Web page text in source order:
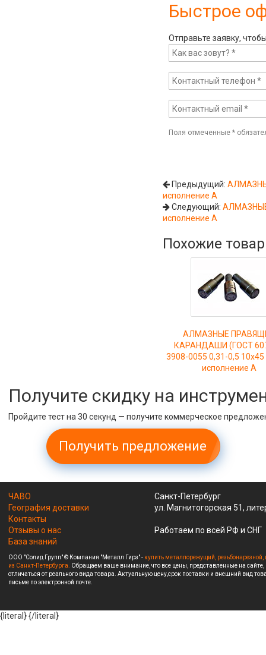
Быстрое
Отправьте заявку,
Поля отмеченные*
Предыдущий:
исполнение А
Следующий:АЛМАЗНЫЕ
исполнение А
Похожие
АЛМАЗНЫЕ
КАРАНДАШИ (ГОСТ
3908-0055 0,31-0,5
исполнение А
Получите скидку на
Пройдите тест на 30 секунд — получите коммерческое
Получить предложение
ЧАВО
География доставки
Контакты
Отзывы о нас
База знаний
Санкт-Петербург
ул. Магнитогорская 51,
Работаем по всей РФ и СНГ
ООО "Солид Групп" © Компания "Металл Гирз" - купить металлорежущий,
из Санкт-Петербурга. Обращаем ваше внимание, что все цены, представленные на
отличаться от реального вида товара. Актуальную цену,срок поставки и внешний вид
письме по электронной почте.
{literal}{/literal}